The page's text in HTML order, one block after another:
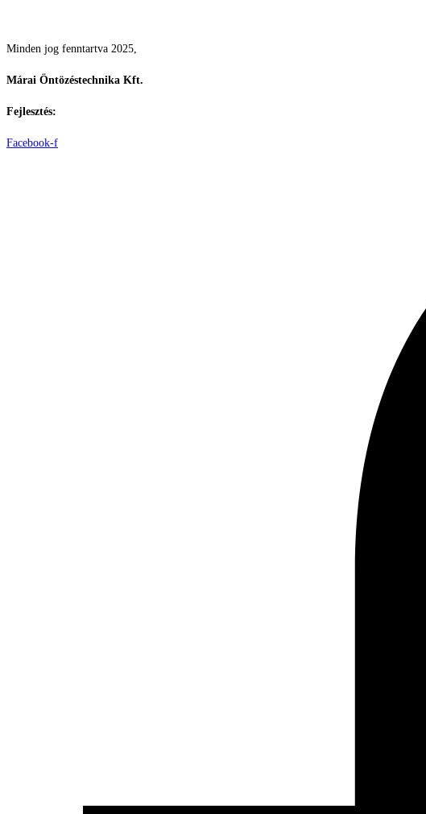
Minden jog fenntartva 2025,
Márai Öntözéstechnika Kft.
Fejlesztés:
Facebook-f